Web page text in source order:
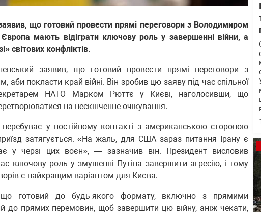
що готовий провести прямі переговори з Володимиром
мають відіграти ключову роль у завершенні війни, а
світових конфліктів.
заявив, що готовий провести прямі переговори з
покласти край війні. Він зробив цю заяву під час спільної
НАТО Марком Рюттє у Києві, наголосивши, що
на нескінченне очікування.
у постійному контакті з американською стороною
затягується. «На жаль, для США зараз питання Ірану є
у черзі цих воєн», — зазначив він. Президент висловив
ключову роль у змушенні Путіна завершити агресію, і тому
є найкращим варіантом для Києва.
що готовий до будь-якого формату, включно з прямими
до прямих перемовин, щоб завершити цю війну, аніж чекати,